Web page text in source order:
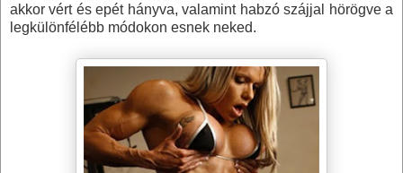
akkor vért és epét hányva, valamint habzó szájjal hörögve a
legkülönfélébb módokon esnek neked.